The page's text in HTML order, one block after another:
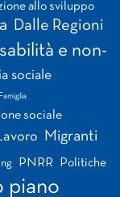
allo sviluppo
Dalle Regioni
e non-
sociale
Famiglia
sociale
Migranti
PNRR Politiche
piano